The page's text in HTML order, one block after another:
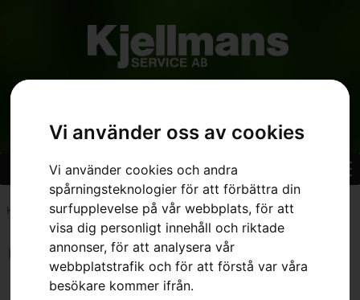
Vi använder oss av cookies
Vi använder cookies och andra
spårningsteknologier för att förbättra din
surfupplevelse på vår webbplats, för att
visa dig personligt innehåll och riktade
annonser, för att analysera vår
webbplatstrafik och för att förstå var våra
besökare kommer ifrån.
Hem 7392930280397
Inga resultat.